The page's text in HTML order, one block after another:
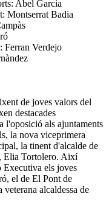
Abel Garcia
Montserrat Badia
Ferran Verdejo
de joves valors del
destacades
l'oposició als ajuntaments
la nova viceprimera
la tinent d'alcalde de
Elia Tortolero. Així
Executiva els joves
el de El Pont de
alcaldessa de